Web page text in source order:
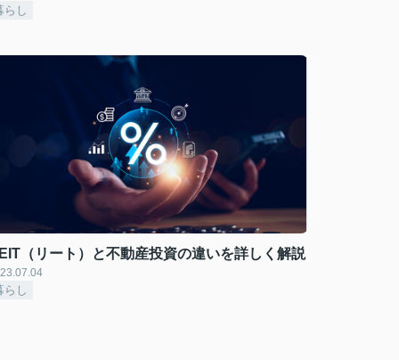
らし
（リート）と不動産投資の違いを詳しく解説
らし